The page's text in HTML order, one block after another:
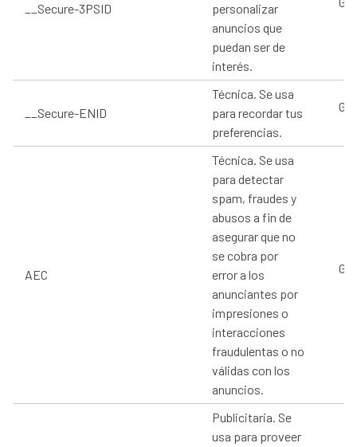
__Secure-3PSID
personalizar
anuncios que
puedan ser de
interés.
__Secure-ENID
Técnica. Se usa
para recordar tus
preferencias.
AEC
Técnica. Se usa
para detectar
spam, fraudes y
abusos a fin de
asegurar que no
se cobra por
error a los
anunciantes por
impresiones o
interacciones
fraudulentas o no
válidas con los
anuncios.
Publicitaria. Se
usa para proveer